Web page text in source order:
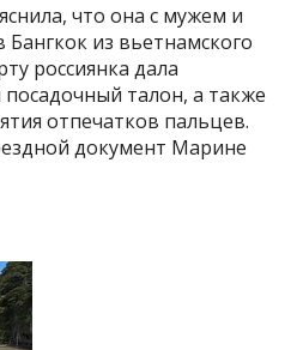
что она с мужем и
из вьетнамского
россиянка дала
посадочный талон, а также
отпечатков пальцев.
документ Марине